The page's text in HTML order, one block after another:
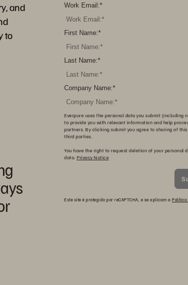
and
to
*
Work Email:
*
First Name:
*
Last Name:
*
Company Name:
Everpure uses the personal data you submit
to provide you with relevant information and help
partners. By clicking submit you agree to sharing of
third parties.
You have the right to request deletion of your
data. Privacy Notice
Este site é protegido por reCAPTCHA, e se aplicam a Política